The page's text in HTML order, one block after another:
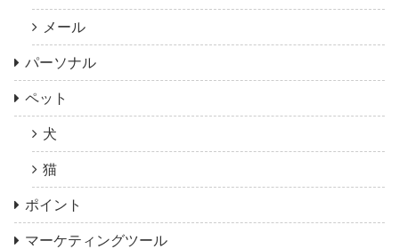
メール
パーソナル
ペット
犬
猫
ポイント
マーケティングツール